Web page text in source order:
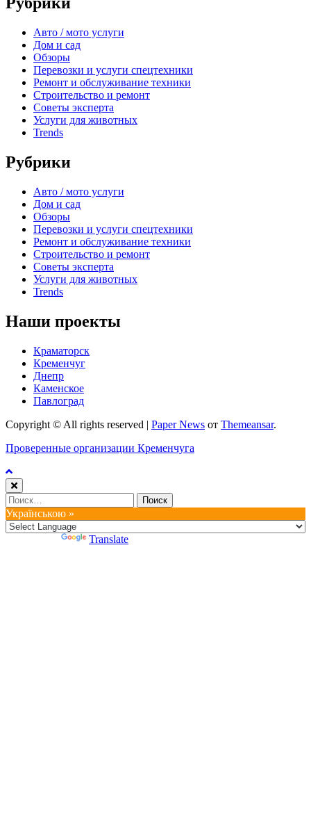
Авто / мото услуги
Дом и сад
Обзоры
Перевозки и услуги спецтехники
Ремонт и обслуживание техники
Строительство и ремонт
Советы эксперта
Услуги для животных
Trends
Рубрики
Авто / мото услуги
Дом и сад
Обзоры
Перевозки и услуги спецтехники
Ремонт и обслуживание техники
Строительство и ремонт
Советы эксперта
Услуги для животных
Trends
Наши проекты
Краматорск
Кременчуг
Днепр
Каменское
Павлоград
Copyright © All rights reserved | Paper News от Themeansar.
Проверенные организации Кременчуга
Найти:
Українською »
Translate